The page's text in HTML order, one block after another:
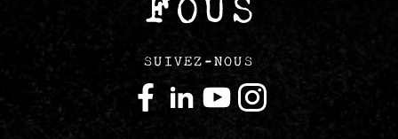
SUIVEZ-NOUS